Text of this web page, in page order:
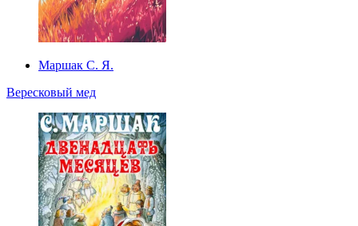
Маршак С. Я.
Вересковый мед